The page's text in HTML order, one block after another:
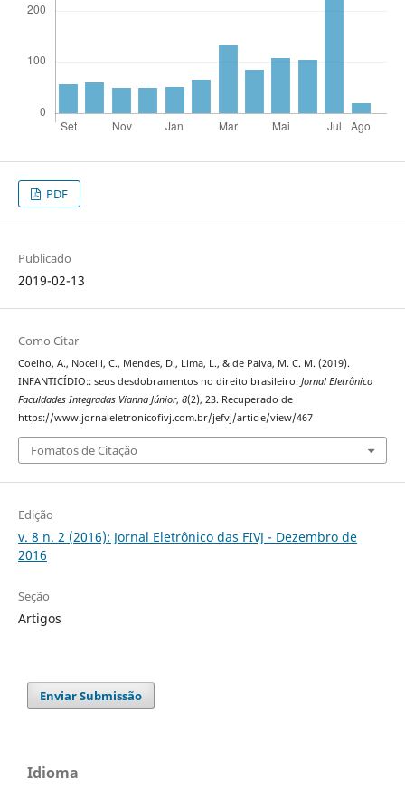
PDF
Publicado
2019-02-13
Como Citar
Coelho, A., Nocelli, C., Mendes, D., Lima, L., & de Paiva, M. C. M. (2019).
INFANTICÍDIO:: seus desdobramentos no direito brasileiro. Jornal Eletrônico
Faculdades Integradas Vianna Júnior, 8(2), 23. Recuperado de
https://www.jornaleletronicofivj.com.br/jefvj/article/view/467
Fomatos de Citação
Edição
v. 8 n. 2 (2016): Jornal Eletrônico das FIVJ - Dezembro de
2016
Seção
Artigos
Enviar Submissão
Idioma